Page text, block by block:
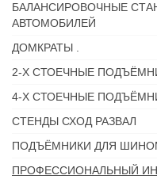
БАЛАНСИРОВОЧНЫЕ
АВТОМОБИЛЕЙ
ДОМКРАТЫ .
2-Х СТОЕЧНЫЕ
4-Х СТОЕЧНЫЕ
СТЕНДЫ СХОД РАЗВАЛ
ПОДЪЁМНИКИ ДЛЯ
ПРОФЕССИОНАЛЬНЫЙ